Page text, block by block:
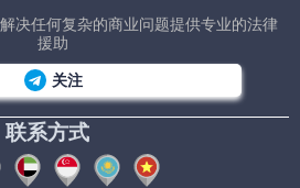
决任何复杂的商业问题提供专业的法律
援助
关注
联系方式